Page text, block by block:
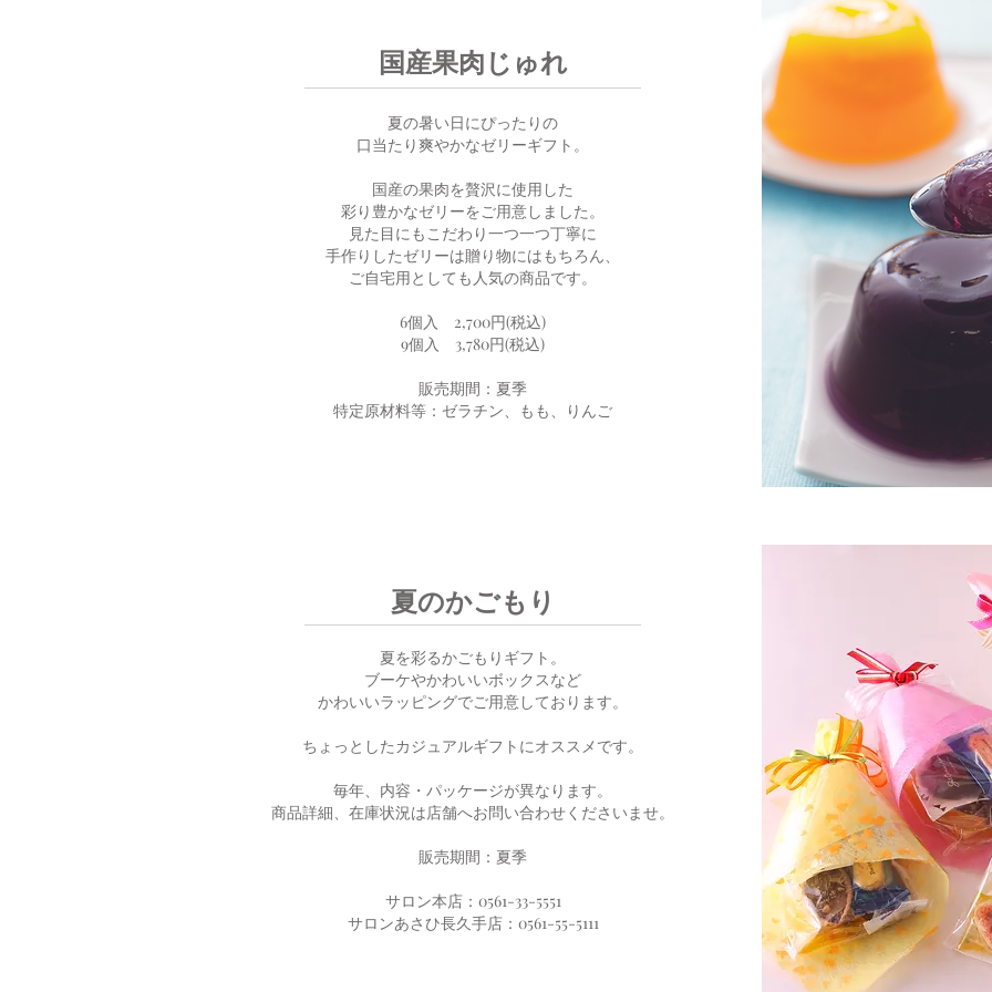
国産果肉じゅれ
夏の暑い日にぴったりの
口当たり爽やかなゼリーギフト。
国産の果肉を贅沢に使用した
彩り豊かなゼリーをご用意しました。
見た目にもこだわり一つ一つ丁寧に
手作りしたゼリーは贈り物にはもちろん、
ご自宅用としても人気の商品です。
6個入 2,700円(税込)
9個入 3,780円(税込)
販売期間：夏季
特定原材料等：ゼラチン、もも、りんご
夏のかごもり
夏を彩るかごもりギフト。
ブーケやかわいいボックスなど
かわいいラッピングでご用意しております。
ちょっとしたカジュアルギフトにオススメです。
毎年、内容・パッケージが異なります。
商品詳細、在庫状況は店舗へお問い合わせくださいませ。
販売期間：夏季
サロン本店：0561-33-5551
​サロンあさひ長久手店：0561-55-5111